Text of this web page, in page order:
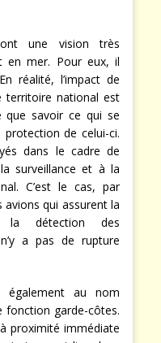
une vision très
en mer. Pour eux, il
réalité, l’impact de
territoire national est
que savoir ce qui se
de celui-ci.
dans le cadre de
surveillance et à la
C’est le cas, par
qui assurent la
détection des
a pas de rupture
également au nom
garde-côtes.
proximité immédiate